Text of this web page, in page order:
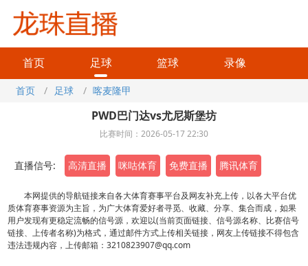
首页 足球 篮球 录像
首页 / 足球 / 喀麦隆甲
PWD巴门达vs尤尼斯堡坊
比赛时间：2026-05-17 22:30
直播信号: 高清直播 咪咕体育 免费直播 腾讯体育
本网提供的导航链接来自各大体育赛事平台及网友补充上传，以各大平台优
质体育赛事资源为主旨，为广大体育爱好者寻觅、收藏、分享、集合而成，如果
用户发现有更稳定流畅的信号源，欢迎以(当前页面链接、信号源名称、比赛信号
链接、上传者名称)为格式，通过邮件方式上传相关链接，网友上传链接不得包含
违法违规内容，上传邮箱：3210823907@qq.com